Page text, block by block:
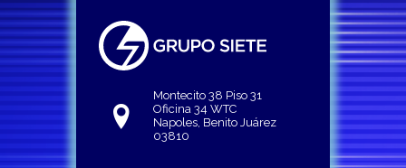
Montecito 38 Piso 31
Oficina 34 WTC
Napoles, Benito Juárez
03810